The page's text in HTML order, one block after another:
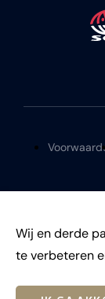
Wij en derde
te verbeteren